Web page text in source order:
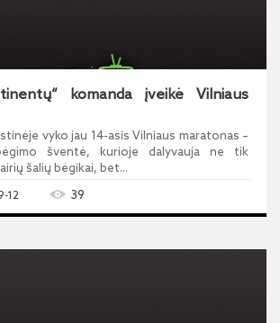
komanda įveikė Vilniaus
vyko jau 14-asis Vilniaus maratonas –
šventė, kurioje dalyvauja ne tik
šalių bėgikai, bet...
12 39